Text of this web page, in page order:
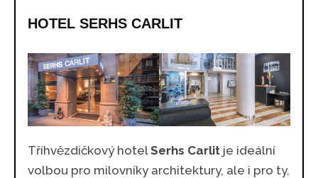
HOTEL SERHS CARLIT
Tříhvězdičkový hotelSerhs Carlit je ideální
volbou pro milovníky architektury, ale i pro ty,